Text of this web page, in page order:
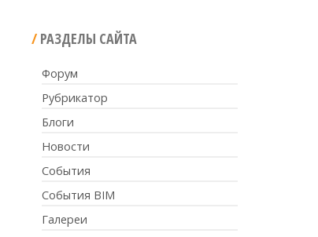
РАЗДЕЛЫ САЙТА
Форум
Рубрикатор
Блоги
Новости
События
События BIM
Галереи